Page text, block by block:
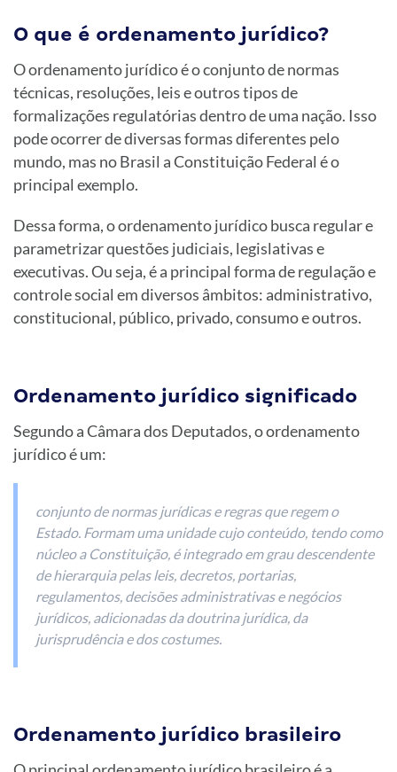
O que é ordenamento jurídico?
O ordenamento jurídico é o conjunto de normas
técnicas, resoluções, leis e outros tipos de
formalizações regulatórias dentro de uma nação. Isso
pode ocorrer de diversas formas diferentes pelo
mundo, mas no Brasil a Constituição Federal é o
principal exemplo.
Dessa forma, o ordenamento jurídico busca regular e
parametrizar questões judiciais, legislativas e
executivas. Ou seja, é a principal forma de regulação e
controle social em diversos âmbitos: administrativo,
constitucional, público, privado, consumo e outros.
Ordenamento jurídico significado
Segundo a Câmara dos Deputados, o ordenamento
jurídico é um:
conjunto de normas jurídicas e regras que regem o
Estado. Formam uma unidade cujo conteúdo, tendo como
núcleo a Constituição, é integrado em grau descendente
de hierarquia pelas leis, decretos, portarias,
regulamentos, decisões administrativas e negócios
jurídicos, adicionadas da doutrina jurídica, da
jurisprudência e dos costumes.
Ordenamento jurídico brasileiro